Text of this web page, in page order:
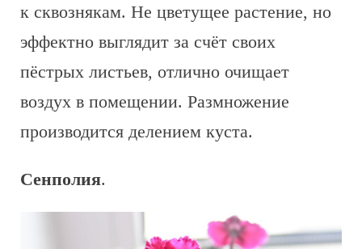
к сквознякам. Не цветущее растение, но
эффектно выглядит за счёт своих
пёстрых листьев, отлично очищает
воздух в помещении. Размножение
производится делением куста.
Сенполия.